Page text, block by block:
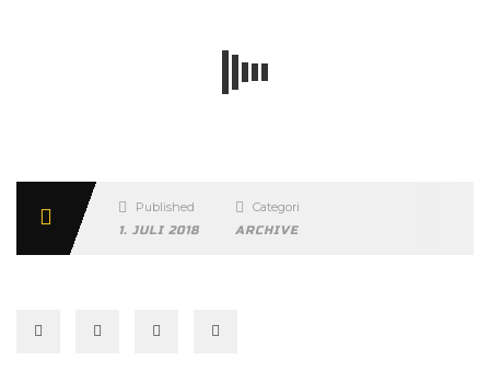
Published
1. JULI 2018
Categories
ARCHIVE